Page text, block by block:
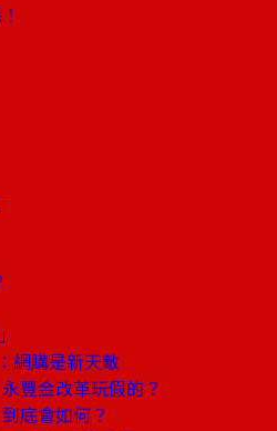
網購是新天敵
豐金改革玩假的？
底會如何？